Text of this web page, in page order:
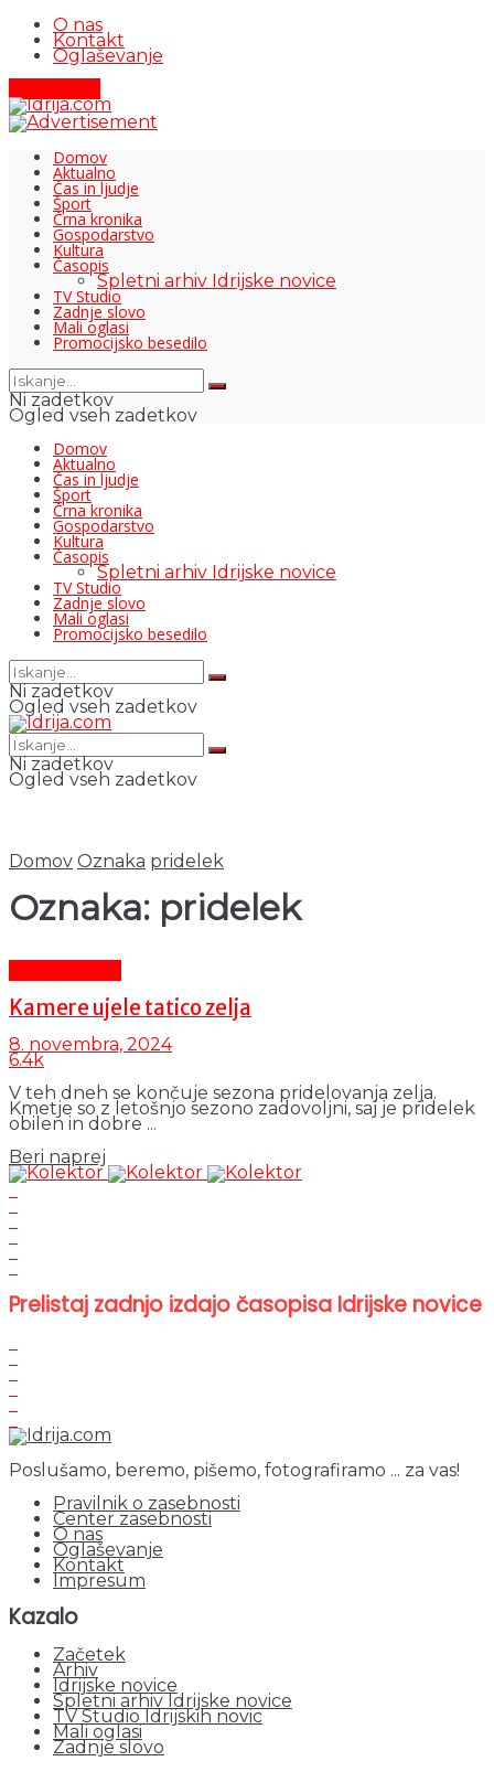
O nas
Kontakt
Oglaševanje
Domov
Aktualno
Čas in ljudje
Šport
Črna kronika
Gospodarstvo
Kultura
Časopis
Spletni arhiv Idrijske novice
TV Studio
Zadnje slovo
Mali oglasi
Promocijsko besedilo
Ni zadetkov
Ogled vseh zadetkov
Domov
Aktualno
Čas in ljudje
Šport
Črna kronika
Gospodarstvo
Kultura
Časopis
Spletni arhiv Idrijske novice
TV Studio
Zadnje slovo
Mali oglasi
Promocijsko besedilo
Ni zadetkov
Ogled vseh zadetkov
Ni zadetkov
Ogled vseh zadetkov
Domov Oznaka pridelek
Oznaka: pridelek
Kamere ujele tatico zelja
8. novembra, 2024
6.4k
V teh dneh se končuje sezona pridelovanja zelja.
Kmetje so z letošnjo sezono zadovoljni, saj je pridelek
obilen in dobre ...
Beri naprej
Prelistaj zadnjo izdajo časopisa Idrijske novice
Poslušamo, beremo, pišemo, fotografiramo ... za vas!
Pravilnik o zasebnosti
Center zasebnosti
O nas
Oglaševanje
Kontakt
Impresum
Kazalo
Začetek
Arhiv
Idrijske novice
Spletni arhiv Idrijske novice
TV Studio Idrijskih novic
Mali oglasi
Zadnje slovo